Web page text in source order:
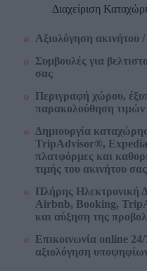
Διαχείριση
Αξιολόγηση ακινήτου
Συμβουλές για
σας
Περιγραφή χώρου,
παρακολούθηση τιμών
Δημιουργία
TripAdvisor®, Expedia
πλατφόρμες και
τιμής του ακινήτου
Πλήρης Ηλεκτρονική
Airbnb, Booking,
και αύξηση της
Επικοινωνία online 24/
αξιολόγηση